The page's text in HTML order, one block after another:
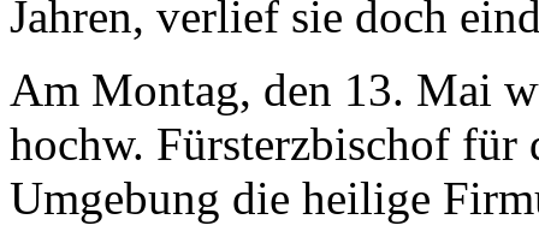
Jahren, verlief sie doch
Am Montag, den 13. Mai
hochw. Fürsterzbischof
Umgebung die heilige